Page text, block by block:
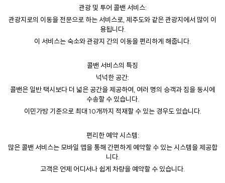
관광 및 투어 콜밴 서비스:
관광지로의 이동을 전문으로 하는 서비스로, 제주도와 같은 관광지에서 많이 이
용됩니다.
이 서비스는 숙소와 관광지 간의 이동을 편리하게 해줍니다.
콜밴 서비스의 특징
넉넉한 공간:
콜밴은 일반 택시보다 더 넓은 공간을 제공하여, 여러 명의 승객과 짐을 동시에
수송할 수 있습니다.
이민가방 기준으로 최대 10개까지 적재할 수 있는 경우도 있습니다.
편리한 예약 시스템:
많은 콜밴 서비스는 모바일 앱을 통해 간편하게 예약할 수 있는 시스템을 제공합
니다.
고객은 언제 어디서나 쉽게 차량을 예약할 수 있습니다.